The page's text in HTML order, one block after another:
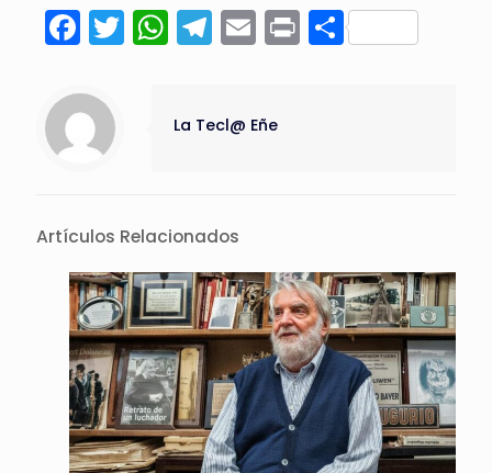
Facebook
Twitter
WhatsApp
Telegram
Email
Print
La Tecl@ Eñe
Artículos Relacionados